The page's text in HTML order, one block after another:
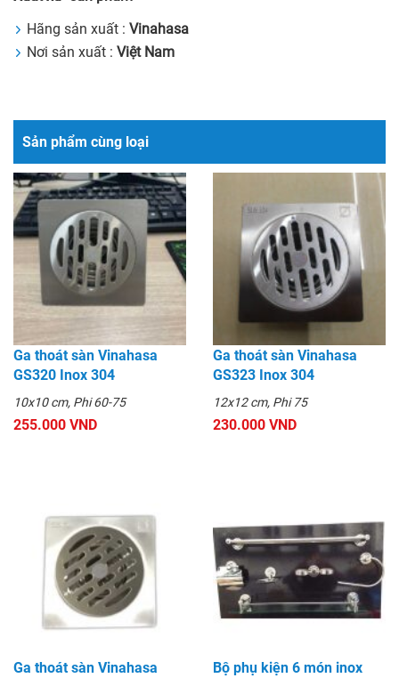
Hãng sản xuất : Vinahasa
Nơi sản xuất : Việt Nam
Sản phẩm cùng loại
Ga thoát sàn Vinahasa
GS320 Inox 304
10x10 cm, Phi 60-75
255.000 VND
Ga thoát sàn Vinahasa
GS323 Inox 304
12x12 cm, Phi 75
230.000 VND
Ga thoát sàn Vinahasa
Bộ phụ kiện 6 món inox